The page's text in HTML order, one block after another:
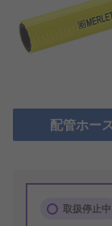
配管ホー
取扱停止中